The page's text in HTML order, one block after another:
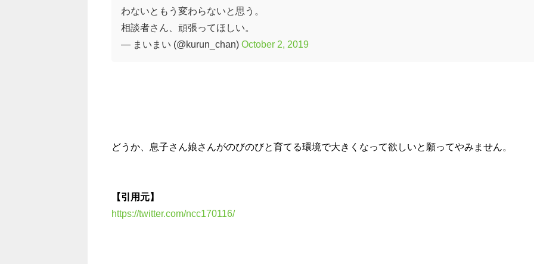
わないともう変わらないと思う。
相談者さん、頑張ってほしい。
— まいまい (@kurun_chan) October 2, 2019
どうか、息子さん娘さんがのびのびと育てる環境で大きくなって欲しいと願ってやみません。
【引用元】
https://twitter.com/ncc170116/